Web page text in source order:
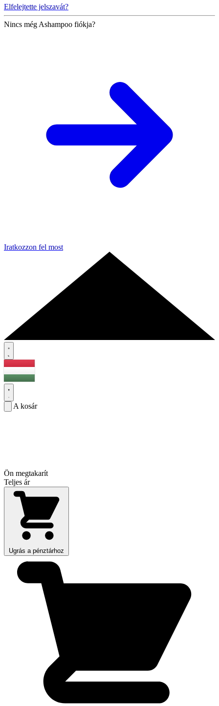
Elfelejtette jelszavát?
Nincs még Ashampoo fiókja?
Iratkozzon fel most
A kosár
Ön megtakarít
Teljes ár
Ugrás a pénztárhoz